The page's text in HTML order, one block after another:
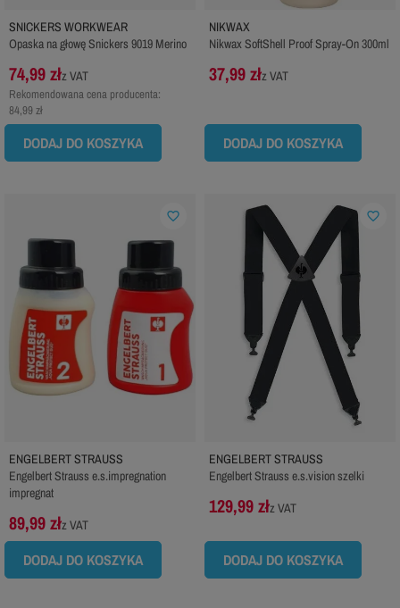
SNICKERS WORKWEAR
Opaska na głowę Snickers 9019 Merino
74,99 złz VAT
Rekomendowana cena producenta:
84,99 zł
DODAJ DO KOSZYKA
NIKWAX
Nikwax SoftShell Proof Spray-On 300ml
37,99 złz VAT
DODAJ DO KOSZYKA
ENGELBERT STRAUSS
Engelbert Strauss e.s.impregnation
impregnat
89,99 złz VAT
DODAJ DO KOSZYKA
favorite_border
ENGELBERT STRAUSS
Engelbert Strauss e.s.vision szelki
129,99 złz VAT
DODAJ DO KOSZYKA
favorite_border